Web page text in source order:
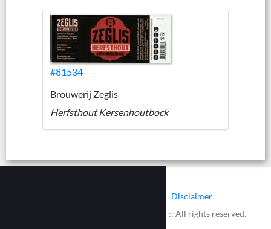
#81534
Brouwerij Zeglis
Herfsthout Kersenhoutbock
Disclaimer
© 2002 - 2026 :: www.bieretiketten.nl :: All rights reserved.